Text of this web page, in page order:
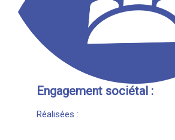
Engagement sociétal :
Réalisées :